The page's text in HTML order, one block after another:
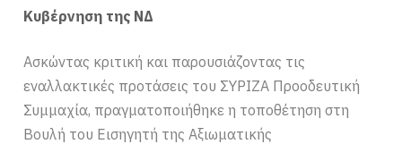
Κυβέρνηση της ΝΔ
Ασκώντας κριτική και παρουσιάζοντας τις
εναλλακτικές προτάσεις του ΣΥΡΙΖΑ Προοδευτική
Συμμαχία, πραγματοποιήθηκε η τοποθέτηση στη
Βουλή του Εισηγητή της Αξιωματικής